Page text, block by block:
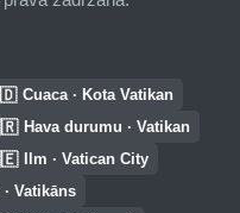
Cuaca · Kota Vatikan
Hava durumu · Vatikan
Ilm · Vatican City
Vatikāns